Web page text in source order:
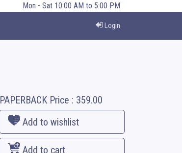
Mon - Sat 10:00 AM to 5:00 PM
Login
PAPERBACKPrice : 359.00
Add to wishlist
Add to cart